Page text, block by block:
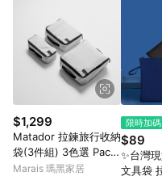
運費，攤位費等不具贈點資格
顏色、價位、贈品如與 Pinkoi
Pinkoi 購物商品資訊頁及購物
則請以點數紅包活動說明為準
頁面後才首次下載 Pinkoi APP
上，首次下載 Pinkoi APP 後
面，方享導購資格。
$1,299
Matador 拉鍊旅行收納
袋(3件組) 3色選 Packi
ng Cube Set - 北極白
Marais 瑪黑家居
限時加碼
$89
✨台灣
文具袋